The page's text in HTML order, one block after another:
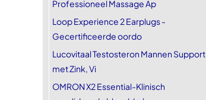
Professioneel Massage Ap
Loop Experience 2 Earplugs -
Gecertificeerde oordo
Lucovitaal Testosteron Mannen Support
met Zink, Vi
OMRON X2 Essential-Klinisch